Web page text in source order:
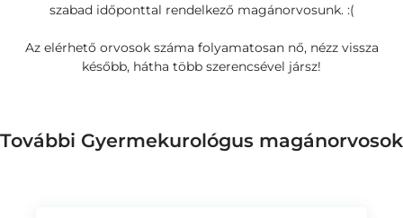
szabad időponttal rendelkező magánorvosunk. :(
Az elérhető orvosok száma folyamatosan nő, nézz vissza
később, hátha több szerencsével jársz!
További Gyermekurológus magánorvosok